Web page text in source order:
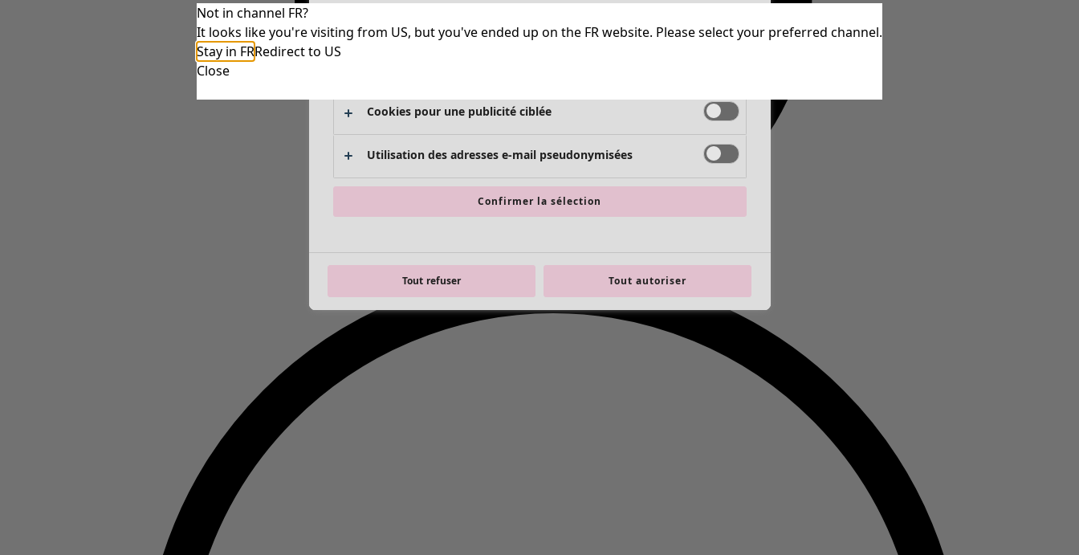
Not in channel FR?
It looks like you're visiting from US, but you've ended up on the FR website. Please select your preferred channel.
Stay in FRRedirect to US
Close
Cookies strictement nécessaires Toujours actif
Cookies pour une publicité ciblée
Utilisation des adresses e-mail pseudonymisées
Confirmer la sélection
Tout refuser Tout autoriser